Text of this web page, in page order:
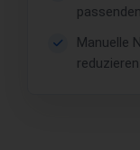
Manuelle
reduzieren